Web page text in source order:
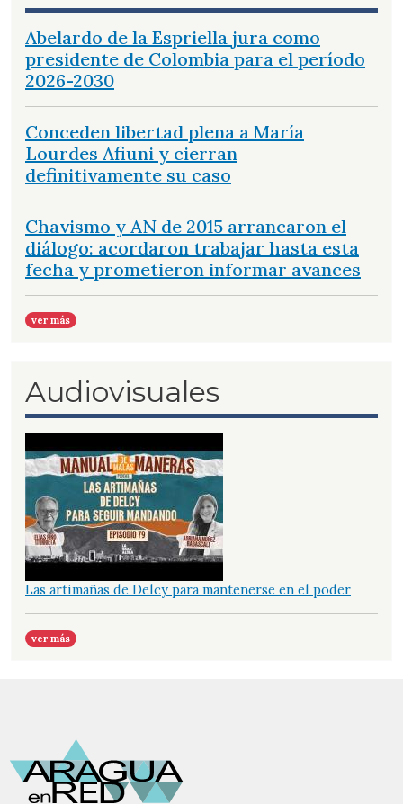
Abelardo de la Espriella jura como
presidente de Colombia para el período
2026-2030
Conceden libertad plena a María
Lourdes Afiuni y cierran
definitivamente su caso
Chavismo y AN de 2015 arrancaron el
diálogo: acordaron trabajar hasta esta
fecha y prometieron informar avances
ver más
Audiovisuales
Las artimañas de Delcy para mantenerse en el poder
ver más